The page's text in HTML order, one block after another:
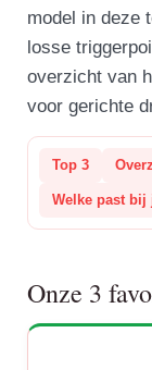
model in deze
losse
overzicht van
voor gerichte
Top 3
Welke past bij
Onze 3